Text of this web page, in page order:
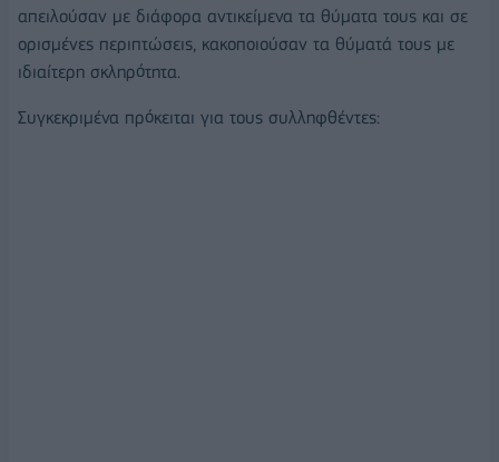
απειλούσαν με διάφορα αντικείμενα τα θύματα τους και σε
ορισμένες περιπτώσεις, κακοποιούσαν τα θύματά τους με
ιδιαίτερη σκληρότητα.
Συγκεκριμένα πρόκειται για τους συλληφθέντες: